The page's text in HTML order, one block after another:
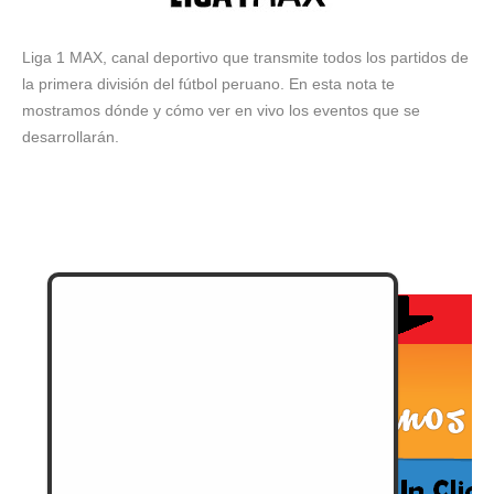
Liga 1 MAX, canal deportivo que transmite todos los partidos de
la primera división del fútbol peruano. En esta nota te
mostramos dónde y cómo ver en vivo los eventos que se
desarrollarán.